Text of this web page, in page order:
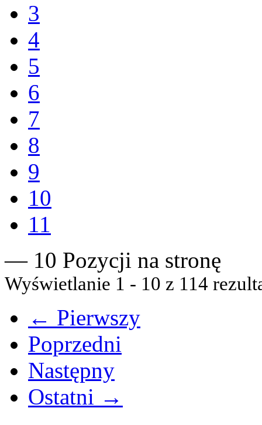
3
4
5
6
7
8
9
10
11
— 10 Pozycji na stronę
Wyświetlanie 1 - 10 z 114
← Pierwszy
Poprzedni
Następny
Ostatni →